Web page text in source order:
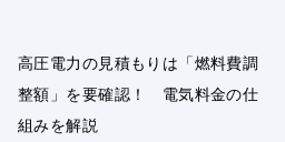
高圧電力の見積もりは「燃料費調
整額」を要確認！ 電気料金の仕
組みを解説